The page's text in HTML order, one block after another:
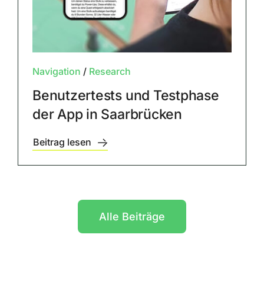
Navigation / Research
Benutzertests und Testphase
der App in Saarbrücken
Beitrag lesen
Alle Beiträge